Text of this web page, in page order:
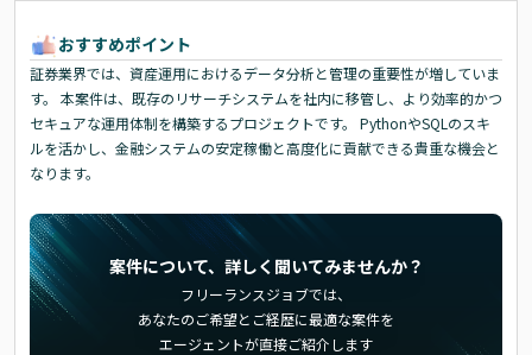
おすすめポイント
証券業界では、資産運用におけるデータ分析と管理の重要性が増していま
す。 本案件は、既存のリサーチシステムを社内に移管し、より効率的かつ
セキュアな運用体制を構築するプロジェクトです。 PythonやSQLのスキ
ルを活かし、金融システムの安定稼働と高度化に貢献できる貴重な機会と
なります。
案件について、詳しく聞いてみませんか？
フリーランスジョブでは、
あなたのご希望とご経歴に最適な案件を
エージェントが直接ご紹介します